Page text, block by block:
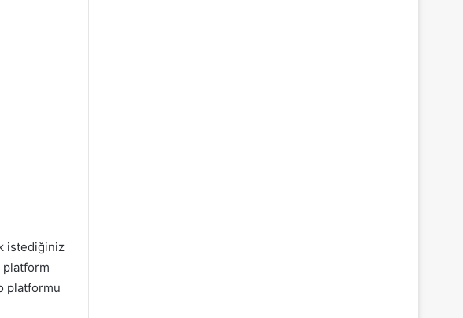
istediğiniz
platform
platformu